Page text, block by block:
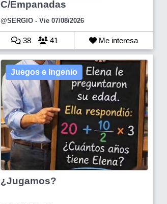
C/Empanadas
@SERGIO- Vie 07/08/2026
38 41 Me interesa
Juegos e Ingenio
¿Jugamos?